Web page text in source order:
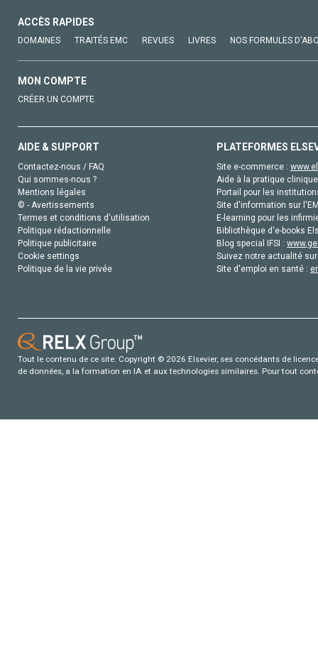
ACCÈS RAPIDES
DOMAINES TRAITÉS EMC REVUES LIVRES NOS FORMULES
MON COMPTE
CRÉER UN COMPTE
AIDE & SUPPORT
Contactez-nous / FAQ
Qui sommes-nous ?
Mentions légales
© - Avertissements
Termes et conditions d'utilisation
Politique rédactionnelle
Politique publicitaire
Cookie settings
Politique de la vie privée
PLATEFORMES
Site e-commerce :
Aide à la pratique
Portail pour les
Site d'information sur
E-learning pour les
Bibliothèque d'e-books
Blog special IFSI :
Suivez notre actualité
Site d'emploi en santé :
Tout le contenu de ce site: Copyright © 2026 Elsevier, ses concédants de
de données, a la formation en IA et aux technologies similaires. Pour tout